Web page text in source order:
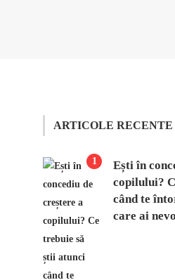
ARTICOLE RECENTE
1
Ești în
copilului?
când te
care ai